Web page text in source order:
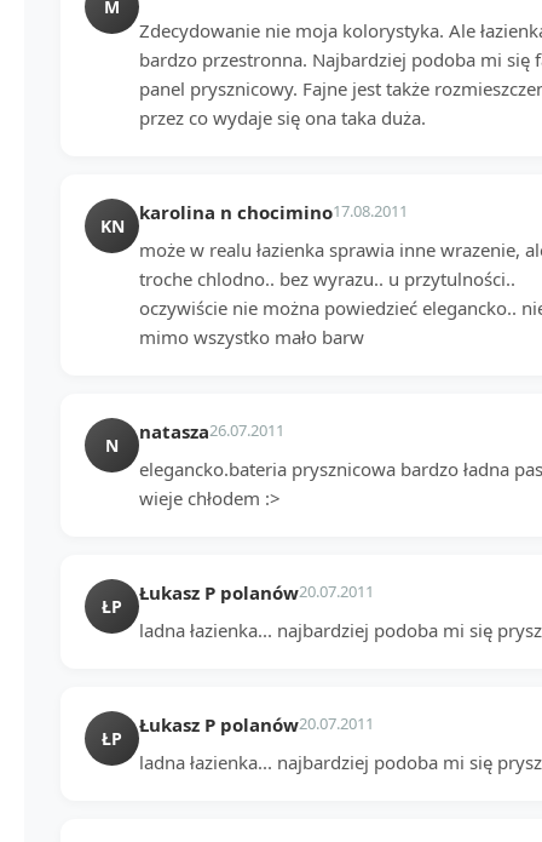
M
Zdecydowanie nie moja kolorystyka. Ale
bardzo przestronna. Najbardziej podoba mi się
panel prysznicowy. Fajne jest także
przez co wydaje się ona taka duża.
KN
karolina n chocimino17.08.2011
może w realu łazienka sprawia inne wrazenie,
troche chlodno.. bez wyrazu.. u przytulności..
oczywiście nie można powiedzieć elegancko..
mimo wszystko mało barw
N
natasza26.07.2011
elegancko.bateria prysznicowa bardzo ładna
wieje chłodem :>
ŁP
Łukasz P polanów20.07.2011
ladna łazienka... najbardziej podoba mi się
ŁP
Łukasz P polanów20.07.2011
ladna łazienka... najbardziej podoba mi się